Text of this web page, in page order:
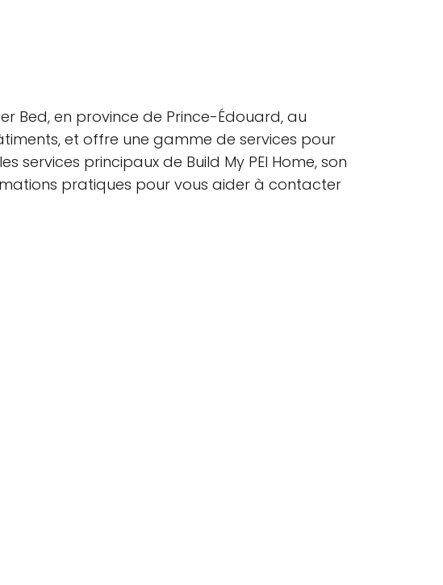
Bed, en province de Prince-Édouard, au
et offre une gamme de services pour
services principaux de Build My PEI Home, son
pratiques pour vous aider à contacter